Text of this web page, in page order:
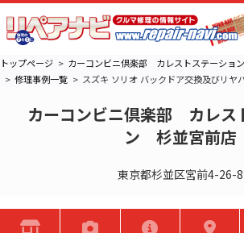
トップページ
カーコンビニ倶楽部 カレストステーショ
修理事例一覧
スズキ ソリオ バックドア交換及びリヤ
カーコンビニ倶楽部 カレス
ン 杉並宮前店
東京都杉並区宮前4-26-8